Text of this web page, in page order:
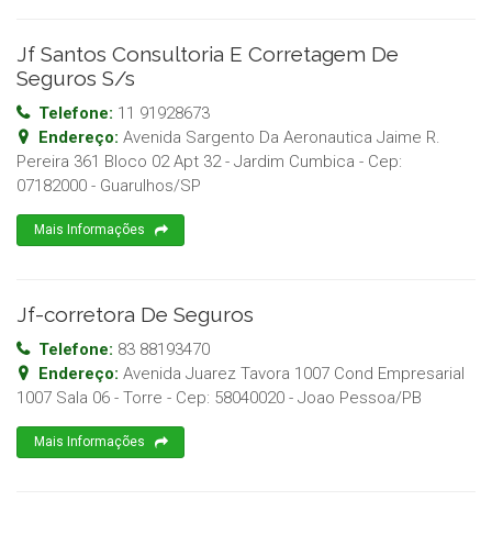
Jf Santos Consultoria E Corretagem De
Seguros S/s
Telefone: 11 91928673
Endereço: Avenida Sargento Da Aeronautica Jaime R.
Pereira 361 Bloco 02 Apt 32 - Jardim Cumbica - Cep:
07182000 - Guarulhos/SP
Mais Informações
Jf-corretora De Seguros
Telefone: 83 88193470
Endereço: Avenida Juarez Tavora 1007 Cond Empresarial
1007 Sala 06 - Torre - Cep: 58040020 - Joao Pessoa/PB
Mais Informações